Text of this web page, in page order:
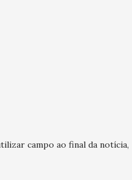
campo ao final da notícia,